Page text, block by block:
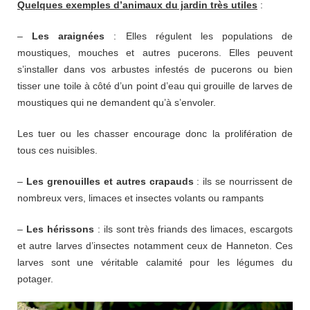
Quelques exemples d’animaux du jardin très utiles :
– Les araignées : Elles régulent les populations de
moustiques, mouches et autres pucerons. Elles peuvent
s’installer dans vos arbustes infestés de pucerons ou bien
tisser une toile à côté d’un point d’eau qui grouille de larves de
moustiques qui ne demandent qu’à s’envoler.
Les tuer ou les chasser encourage donc la prolifération de
tous ces nuisibles.
– Les grenouilles et autres crapauds : ils se nourrissent de
nombreux vers, limaces et insectes volants ou rampants
– Les hérissons : ils sont très friands des limaces, escargots
et autre larves d’insectes notamment ceux de Hanneton. Ces
larves sont une véritable calamité pour les légumes du
potager.